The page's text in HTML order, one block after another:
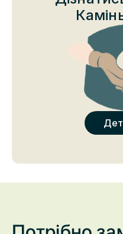
унікальним кольором та